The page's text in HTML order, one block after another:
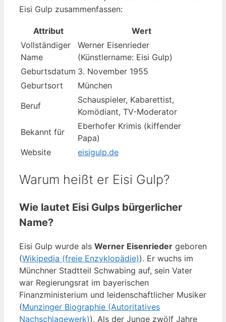
Eisi Gulp zusammenfassen:
Attribut
Wert
Vollständiger
Name
Werner Eisenrieder
(Künstlername: Eisi Gulp)
Geburtsdatum 3. November 1955
Geburtsort
München
Beruf
Schauspieler, Kabarettist,
Komödiant, TV-Moderator
Bekannt für
Eberhofer Krimis (kiffender
Papa)
Website
eisigulp.de
Warum heißt er Eisi Gulp?
Wie lautet Eisi Gulps bürgerlicher
Name?
Eisi Gulp wurde als Werner Eisenrieder geboren
(Wikipedia (freie Enzyklopädie)). Er wuchs im
Münchner Stadtteil Schwabing auf, sein Vater
war Regierungsrat im bayerischen
Finanzministerium und leidenschaftlicher Musiker
(Munzinger Biographie (Autoritatives
Nachschlagewerk)). Als der Junge zwölf Jahre